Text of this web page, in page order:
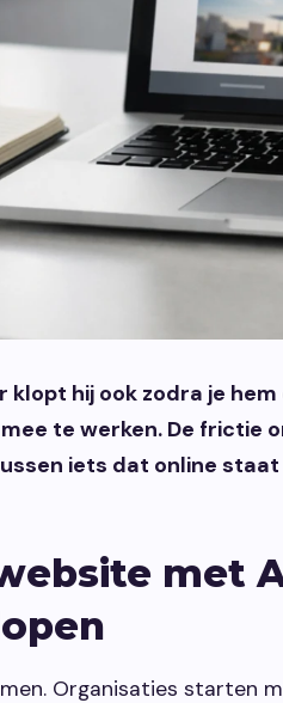
klopt hij ook zodra je
mee te werken. De
iets dat online
met
Organisaties starten